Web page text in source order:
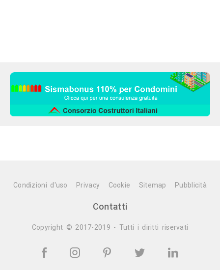
Condizioni d'uso Privacy Cookie Sitemap Pubblicità
Contatti
Copyright © 2017-2019 - Tutti i diritti riservati